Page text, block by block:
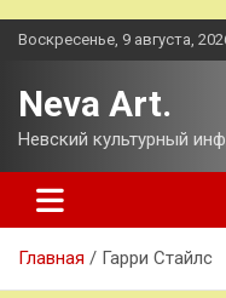
Перейти
Воскресенье, 9 августа,
Neva Art.
Невский культурный
Главная Гарри Стайлс